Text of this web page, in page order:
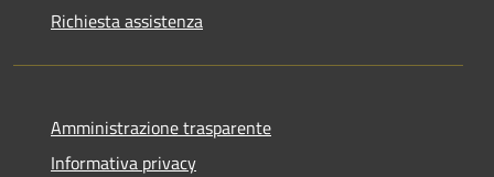
Richiesta assistenza
Amministrazione trasparente
Informativa privacy